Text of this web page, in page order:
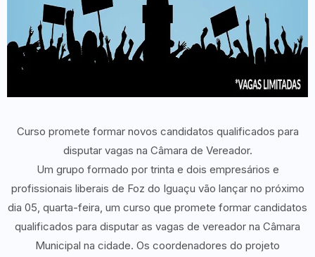
Curso promete formar novos candidatos qualificados para
disputar vagas na Câmara de Vereador.
Um grupo formado por trinta e dois empresários e
profissionais liberais de Foz do Iguaçu vão lançar no próximo
dia 05, quarta-feira, um curso que promete formar candidatos
qualificados para disputar as vagas de vereador na Câmara
Municipal na cidade. Os coordenadores do projeto